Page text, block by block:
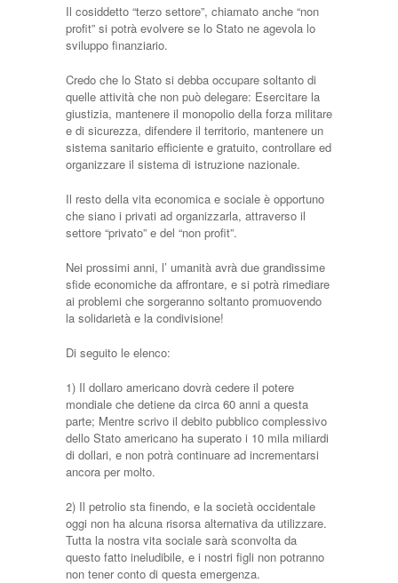
Il cosiddetto “terzo settore”, chiamato anche “non
profit” si potrà evolvere se lo Stato ne agevola lo
sviluppo finanziario.
Credo che lo Stato si debba occupare soltanto di
quelle attività che non può delegare: Esercitare la
giustizia, mantenere il monopolio della forza militare
e di sicurezza, difendere il territorio, mantenere un
sistema sanitario efficiente e gratuito, controllare ed
organizzare il sistema di istruzione nazionale.
Il resto della vita economica e sociale è opportuno
che siano i privati ad organizzarla, attraverso il
settore “privato” e del “non profit”.
Nei prossimi anni, l’ umanità avrà due grandissime
sfide economiche da affrontare, e si potrà rimediare
ai problemi che sorgeranno soltanto promuovendo
la solidarietà e la condivisione!
Di seguito le elenco:
1) Il dollaro americano dovrà cedere il potere
mondiale che detiene da circa 60 anni a questa
parte; Mentre scrivo il debito pubblico complessivo
dello Stato americano ha superato i 10 mila miliardi
di dollari, e non potrà continuare ad incrementarsi
ancora per molto.
2) Il petrolio sta finendo, e la società occidentale
oggi non ha alcuna risorsa alternativa da utilizzare.
Tutta la nostra vita sociale sarà sconvolta da
questo fatto ineludibile, e i nostri figli non potranno
non tener conto di questa emergenza.